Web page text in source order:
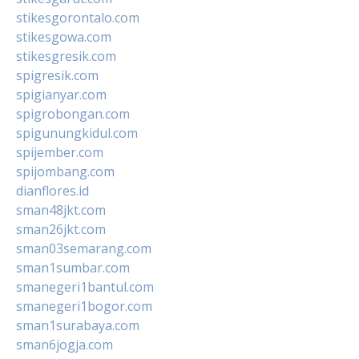
stikesgorontalo.com
stikesgowa.com
stikesgresik.com
spigresik.com
spigianyar.com
spigrobongan.com
spigunungkidul.com
spijember.com
spijombang.com
dianflores.id
sman48jkt.com
sman26jkt.com
sman03semarang.com
sman1sumbar.com
smanegeri1bantul.com
smanegeri1bogor.com
sman1surabaya.com
sman6jogja.com